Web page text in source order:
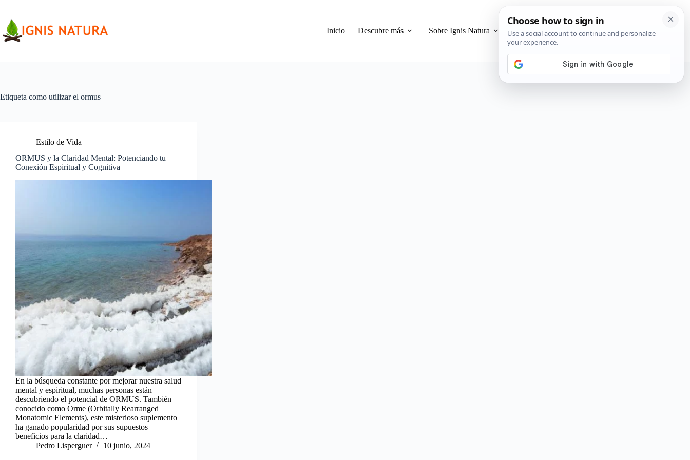
contenido
Inicio
Descubre más Sobre Ignis Natura Privacidad y Cookies
Etiqueta como utilizar el ormus
Estilo de Vida
ORMUS y la Claridad Mental: Potenciando tu
Conexión Espiritual y Cognitiva
En la búsqueda constante por mejorar nuestra salud
mental y espiritual, muchas personas están
descubriendo el potencial de ORMUS. También
conocido como Orme (Orbitally Rearranged
Monatomic Elements), este misterioso suplemento
ha ganado popularidad por sus supuestos
beneficios para la claridad…
Pedro Lisperguer
10 junio, 2024